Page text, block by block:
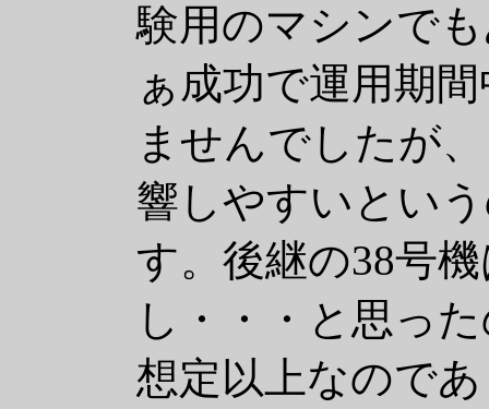
験用のマシンで
ぁ成功で運用期
ませんでしたが
響しやすいとい
す。後継の38号
し・・・と思っ
想定以上なので